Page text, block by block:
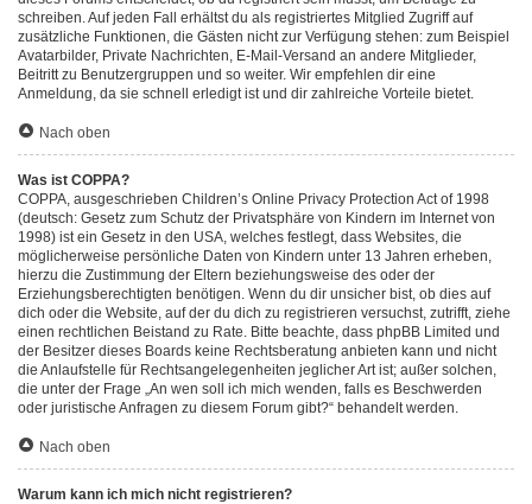
schreiben. Auf jeden Fall erhältst du als registriertes Mitglied Zugriff auf
zusätzliche Funktionen, die Gästen nicht zur Verfügung stehen: zum Beispiel
Avatarbilder, Private Nachrichten, E-Mail-Versand an andere Mitglieder,
Beitritt zu Benutzergruppen und so weiter. Wir empfehlen dir eine
Anmeldung, da sie schnell erledigt ist und dir zahlreiche Vorteile bietet.
Nach oben
Was ist COPPA?
COPPA, ausgeschrieben Children’s Online Privacy Protection Act of 1998
(deutsch: Gesetz zum Schutz der Privatsphäre von Kindern im Internet von
1998) ist ein Gesetz in den USA, welches festlegt, dass Websites, die
möglicherweise persönliche Daten von Kindern unter 13 Jahren erheben,
hierzu die Zustimmung der Eltern beziehungsweise des oder der
Erziehungsberechtigten benötigen. Wenn du dir unsicher bist, ob dies auf
dich oder die Website, auf der du dich zu registrieren versuchst, zutrifft, ziehe
einen rechtlichen Beistand zu Rate. Bitte beachte, dass phpBB Limited und
der Besitzer dieses Boards keine Rechtsberatung anbieten kann und nicht
die Anlaufstelle für Rechtsangelegenheiten jeglicher Art ist; außer solchen,
die unter der Frage „An wen soll ich mich wenden, falls es Beschwerden
oder juristische Anfragen zu diesem Forum gibt?“ behandelt werden.
Nach oben
Warum kann ich mich nicht registrieren?